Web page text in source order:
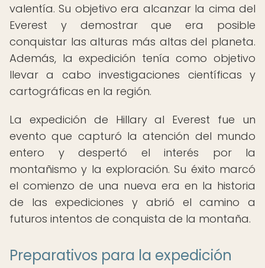
valentía. Su objetivo era alcanzar la cima del
Everest y demostrar que era posible
conquistar las alturas más altas del planeta.
Además, la expedición tenía como objetivo
llevar a cabo investigaciones científicas y
cartográficas en la región.
La expedición de Hillary al Everest fue un
evento que capturó la atención del mundo
entero y despertó el interés por la
montañismo y la exploración. Su éxito marcó
el comienzo de una nueva era en la historia
de las expediciones y abrió el camino a
futuros intentos de conquista de la montaña.
Preparativos para la expedición